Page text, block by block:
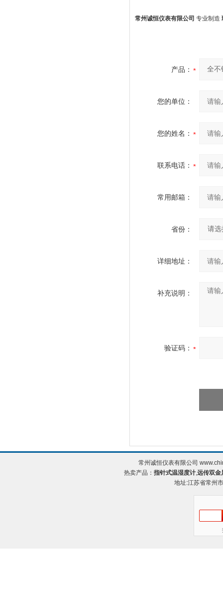
常州诚恒仪表有限公司 专业制造
产品：
您的单位：
您的姓名：
联系电话：
常用邮箱：
省份：
详细地址：
补充说明：
验证码：
常州诚恒仪表有限公司
热卖产品：指针式温湿度计,远传双金
地址:江苏省常州